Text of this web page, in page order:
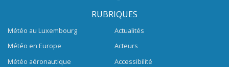
RUBRIQUES
Météo au Luxembourg
Météo en Europe
Météo aéronautique
Actualités
Acteurs
Accessibilité